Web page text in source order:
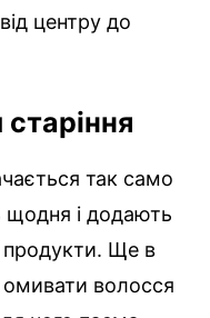
центру до
так само
щодня і додають
продукти. Ще в
волосся